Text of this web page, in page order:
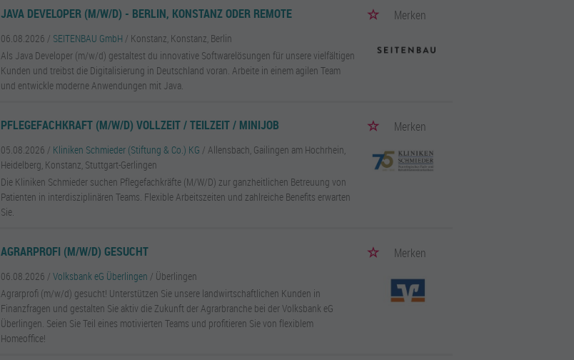
JAVA DEVELOPER (M/W/D) - BERLIN, KONSTANZ ODER REMOTE Merken
06.08.2026 / SEITENBAU GmbH / Konstanz, Konstanz, Berlin
Als Java Developer (m/w/d) gestaltest du innovative Softwarelösungen für unsere vielfältigen
Kunden und treibst die Digitalisierung in Deutschland voran. Arbeite in einem agilen Team
und entwickle moderne Anwendungen mit Java.
PFLEGEFACHKRAFT (M/W/D) VOLLZEIT / TEILZEIT / MINIJOB Merken
05.08.2026 / Kliniken Schmieder (Stiftung & Co.) KG / Allensbach, Gailingen am Hochrhein,
Heidelberg, Konstanz, Stuttgart-Gerlingen
Die Kliniken Schmieder suchen Pflegefachkräfte (M/W/D) zur ganzheitlichen Betreuung von
Patienten in interdisziplinären Teams. Flexible Arbeitszeiten und zahlreiche Benefits erwarten
Sie.
AGRARPROFI (M/W/D) GESUCHT Merken
06.08.2026 /Volksbank eG Überlingen / Überlingen
Agrarprofi (m/w/d) gesucht! Unterstützen Sie unsere landwirtschaftlichen Kunden in
Finanzfragen und gestalten Sie aktiv die Zukunft der Agrarbranche bei der Volksbank eG
Überlingen. Seien Sie Teil eines motivierten Teams und profitieren Sie von flexiblem
Homeoffice!